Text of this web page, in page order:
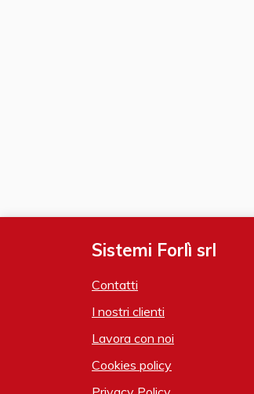
Sistemi Forlì srl
Contatti
I nostri clienti
Lavora con noi
Cookies policy